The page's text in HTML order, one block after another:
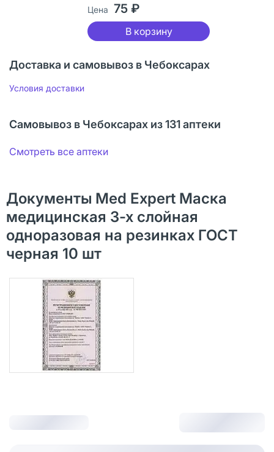
Цена 75 ₽
В корзину
Доставка и самовывоз в Чебоксарах
Условия доставки
Самовывоз в Чебоксарах из 131 аптеки
Смотреть все аптеки
Документы Med Expert Маска
медицинская 3-х слойная
одноразовая на резинках ГОСТ
черная 10 шт